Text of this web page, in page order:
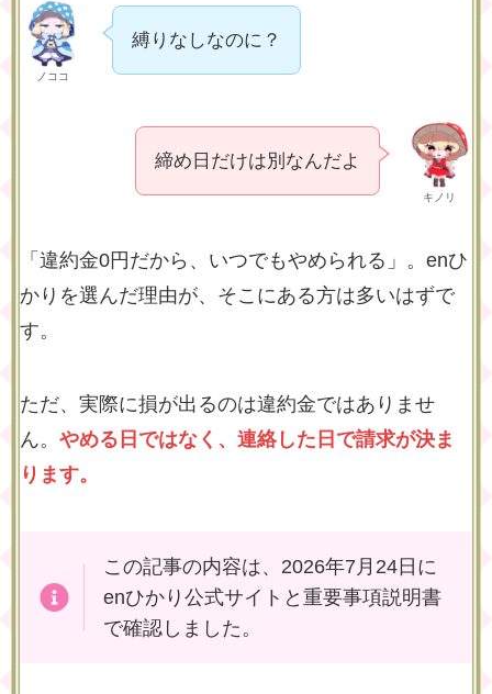
ノココ
縛りなしなのに？
キノリ
締め日だけは別なんだよ
「違約金0円だから、いつでもやめられる」。enひ
かりを選んだ理由が、そこにある方は多いはずで
す。
ただ、実際に損が出るのは違約金ではありませ
ん。 やめる日ではなく、連絡した日で請求が決ま
ります。
この記事の内容は、2026年7月24日に
enひかり公式サイトと重要事項説明書
で確認しました。